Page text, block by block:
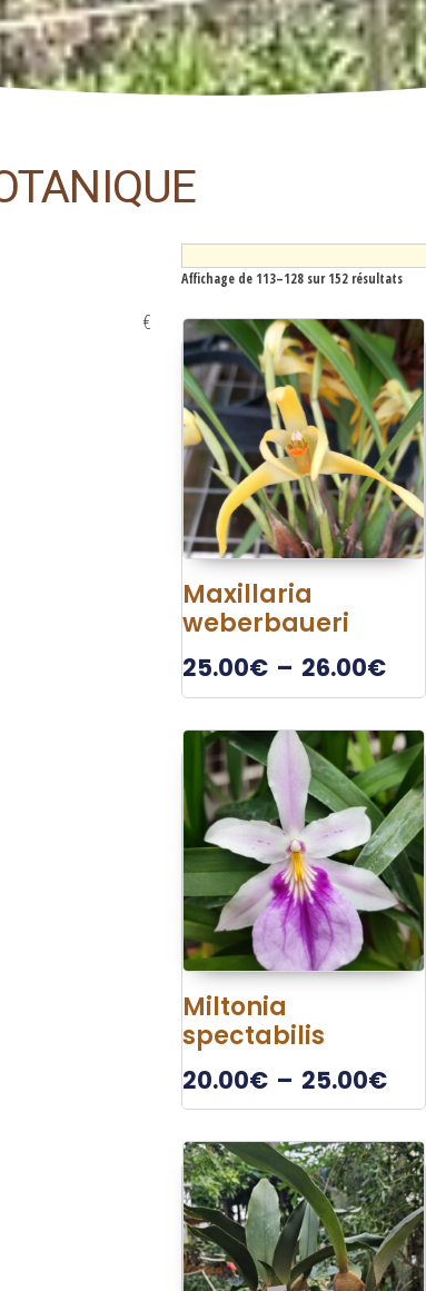
€
Affichage de 113–128 sur 152 résultats
Maxillaria
weberbaueri
25.00€ – 26.00€
Miltonia
spectabilis
20.00€ – 25.00€